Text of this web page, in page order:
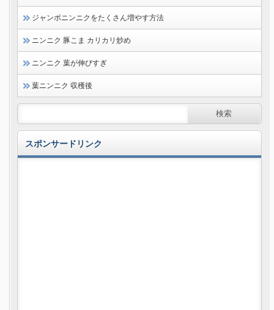
ジャンボニンニクをたくさん増やす方法
ニンニク 豚こま カリカリ炒め
ニンニク 葉が伸びすぎ
葉ニンニク 収穫後
スポンサードリンク